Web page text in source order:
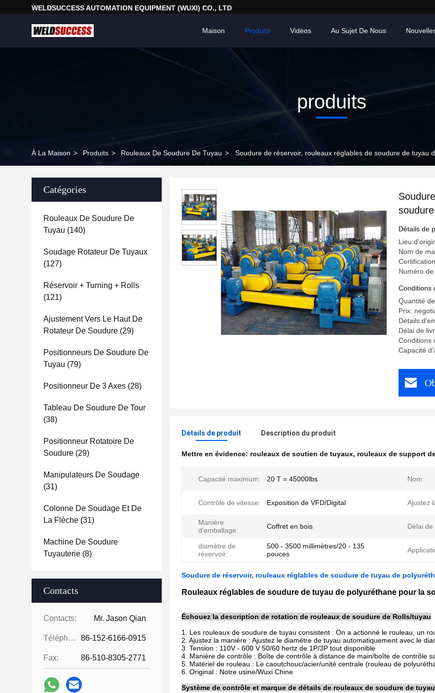
WELDSUCCESS AUTOMATION EQUIPMENT (WUXI) CO., LTD
Maison Produits Vidéos Au Sujet De Nous
produits
À La Maison > Produits > Rouleaux De Soudure De Tuyau > Soudure de réservoir, rouleaux réglables de soudure de tuyau
Catégories
Rouleaux De Soudure De
Tuyau (140)
Soudage Rotateur De Tuyaux
(127)
Réservoir + Turning + Rolls
(121)
Ajustement Vers Le Haut De
Rotateur De Soudure (29)
Positionneurs De Soudure De
Tuyau (79)
Positionneur De 3 Axes (28)
Tableau De Soudure De Tour
(38)
Positionneur Rotatoire De
Soudure (29)
Manipulateurs De Soudage
(31)
Colonne De Soudage Et De
La Flèche (31)
Machine De Soudure
Tuyauterie (8)
Contacts
Contacts: Mr. Jason Qian
Téléphone: 86-152-6166-0915
Fax: 86-510-8305-2771
métaux
Détails de
Lieu
Nom de
Numéro
Conditions
Quantité
Prix:
Détails
Délai de
Conditions
Capacité
Détails de produit Description du produit
Mettre en évidence: rouleaux de soutien de tuyaux, rouleaux de support
Capacité maximum: 20 T = 45000lbs Nom:
Contrôle de vitesse: Exposition de VFD/Digital Ajustez
Manière
d'emballage:
Coffret en bois Délai de
diamètre de
réservoir:
500 - 3500 millimètres/20 - 135
pouces
Soudure de réservoir, rouleaux réglables de soudure de tuyau de
Rouleaux réglables de soudure de tuyau de polyuréthane pour la
Échouez la description de rotation de rouleaux de soudure de Rolls/tuyau
1. Les rouleaux de soudure de tuyau consistent : On a actionné le rouleau, un
2. Ajustez la manière : Ajustez le diamètre de tuyau automatiquement avec le
3. Tension : 110V - 600 V 50/60 hertz de 1P/3P tout disponible
4. Manière de contrôle : Boîte de contrôle à distance de main/boîte de contrôle
5. Matériel de rouleau : Le caoutchouc/acier/unité centrale (rouleau de
6. Original : Notre usine/Wuxi Chine
Système de contrôle et marque de détails de rouleaux de soudure de tuyau